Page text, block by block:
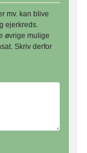
mv. kan blive
ejerkreds.
øvrige mulige
Skriv derfor